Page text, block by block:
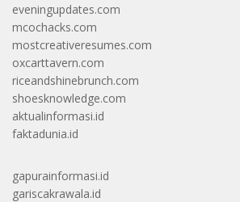
eveningupdates.com
mcochacks.com
mostcreativeresumes.com
oxcarttavern.com
riceandshinebrunch.com
shoesknowledge.com
aktualinformasi.id
faktadunia.id
gapurainformasi.id
gariscakrawala.id